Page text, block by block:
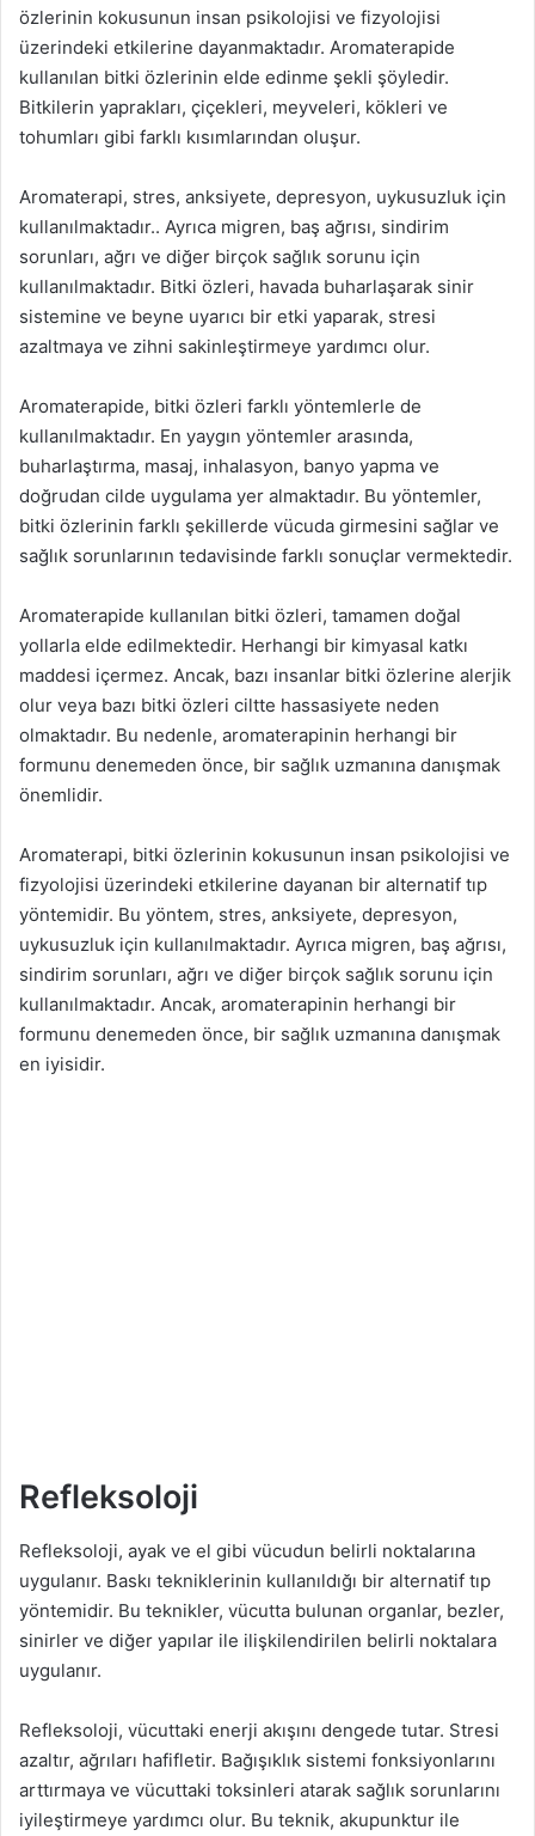
özlerinin kokusunun insan psikolojisi ve fizyolojisi
üzerindeki etkilerine dayanmaktadır. Aromaterapide
kullanılan bitki özlerinin elde edinme şekli şöyledir.
Bitkilerin yaprakları, çiçekleri, meyveleri, kökleri ve
tohumları gibi farklı kısımlarından oluşur.
Aromaterapi, stres, anksiyete, depresyon, uykusuzluk için
kullanılmaktadır.. Ayrıca migren, baş ağrısı, sindirim
sorunları, ağrı ve diğer birçok sağlık sorunu için
kullanılmaktadır. Bitki özleri, havada buharlaşarak sinir
sistemine ve beyne uyarıcı bir etki yaparak, stresi
azaltmaya ve zihni sakinleştirmeye yardımcı olur.
Aromaterapide, bitki özleri farklı yöntemlerle de
kullanılmaktadır. En yaygın yöntemler arasında,
buharlaştırma, masaj, inhalasyon, banyo yapma ve
doğrudan cilde uygulama yer almaktadır. Bu yöntemler,
bitki özlerinin farklı şekillerde vücuda girmesini sağlar ve
sağlık sorunlarının tedavisinde farklı sonuçlar vermektedir.
Aromaterapide kullanılan bitki özleri, tamamen doğal
yollarla elde edilmektedir. Herhangi bir kimyasal katkı
maddesi içermez. Ancak, bazı insanlar bitki özlerine alerjik
olur veya bazı bitki özleri ciltte hassasiyete neden
olmaktadır. Bu nedenle, aromaterapinin herhangi bir
formunu denemeden önce, bir sağlık uzmanına danışmak
önemlidir.
Aromaterapi, bitki özlerinin kokusunun insan psikolojisi ve
fizyolojisi üzerindeki etkilerine dayanan bir alternatif tıp
yöntemidir. Bu yöntem, stres, anksiyete, depresyon,
uykusuzluk için kullanılmaktadır. Ayrıca migren, baş ağrısı,
sindirim sorunları, ağrı ve diğer birçok sağlık sorunu için
kullanılmaktadır. Ancak, aromaterapinin herhangi bir
formunu denemeden önce, bir sağlık uzmanına danışmak
en iyisidir.
Refleksoloji
Refleksoloji, ayak ve el gibi vücudun belirli noktalarına
uygulanır. Baskı tekniklerinin kullanıldığı bir alternatif tıp
yöntemidir. Bu teknikler, vücutta bulunan organlar, bezler,
sinirler ve diğer yapılar ile ilişkilendirilen belirli noktalara
uygulanır.
Refleksoloji, vücuttaki enerji akışını dengede tutar. Stresi
azaltır, ağrıları hafifletir. Bağışıklık sistemi fonksiyonlarını
arttırmaya ve vücuttaki toksinleri atarak sağlık sorunlarını
iyileştirmeye yardımcı olur. Bu teknik, akupunktur ile